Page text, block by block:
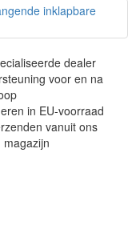
dealer
voor en na
in EU-voorraad
vanuit ons
magazijn